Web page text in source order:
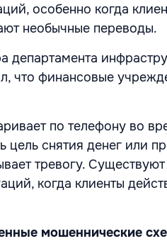
особенно когда
необычные переводы.
департамента
что финансовые
по телефону во
цель снятия денег или
тревогу.
когда клиенты
мошеннические